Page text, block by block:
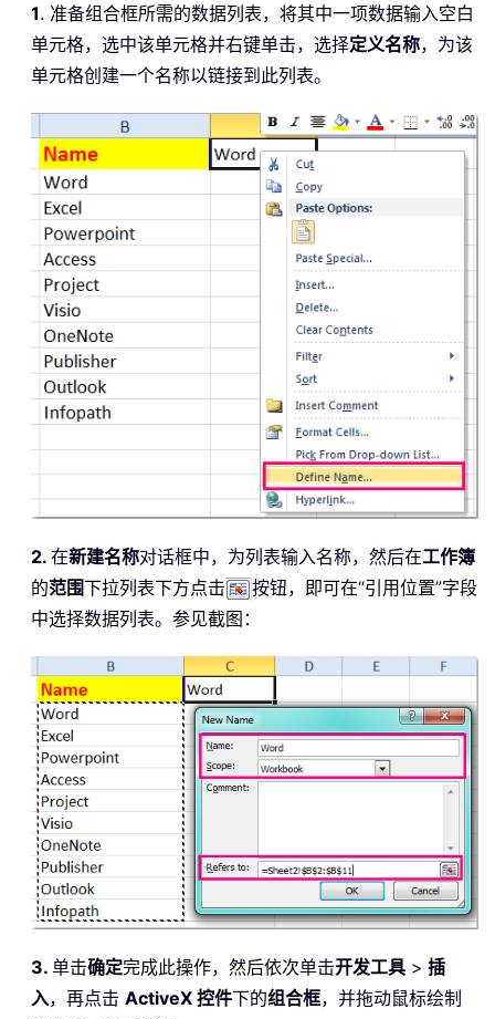
1. 准备组合框所需的数据列表，将其中一项数据输入空白
单元格，选中该单元格并右键单击，选择定义名称，为该
单元格创建一个名称以链接到此列表。
2. 在新建名称对话框中，为列表输入名称，然后在工作簿
的范围下拉列表下方点击
按钮，即可在“引用位置”字段
中选择数据列表。参见截图：
3. 单击确定完成此操作，然后依次单击开发工具 > 插
入，再点击 ActiveX 控件下的组合框，并拖动鼠标绘制